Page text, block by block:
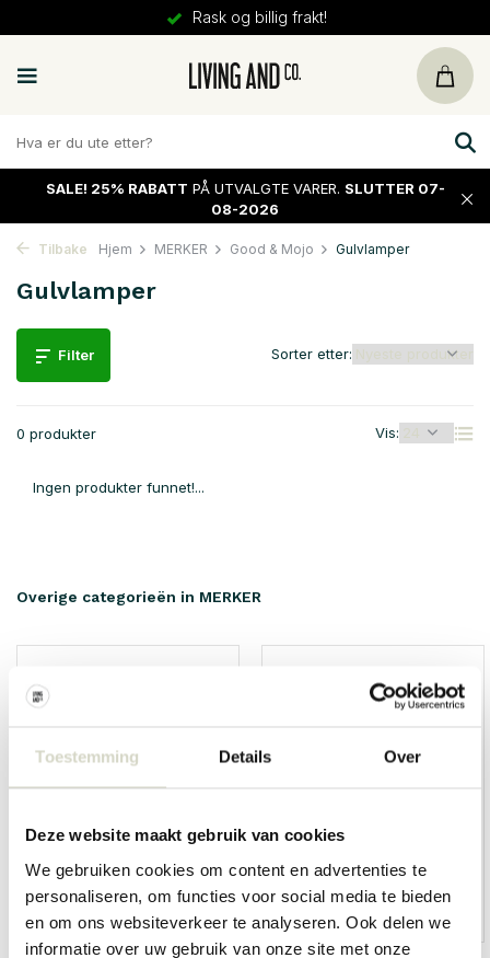
Toestemming Details Over
Deze website maakt gebruik van cookies
We gebruiken cookies om content en advertenties te
personaliseren, om functies voor social media te bieden
en om ons websiteverkeer te analyseren. Ook delen we
informatie over uw gebruik van onze site met onze
Rask og billig frakt!
SALE! 25% RABATT PÅ UTVALGTE VARER. SLUTTER 07-
08-2026
Tilbake Hjem MERKER Good & Mojo Gulvlamper
Gulvlamper
Filter
0 produkter Vis:
Sorter etter:
Ingen produkter funnet!...
Overige categorieën in MERKER
HKliving Living and Company